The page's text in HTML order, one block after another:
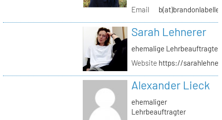
Email
Sarah Lehnerer
ehemalige Lehrbeauftragte
Website https://
Alexander Lieck
ehemaliger
Lehrbeauftragter